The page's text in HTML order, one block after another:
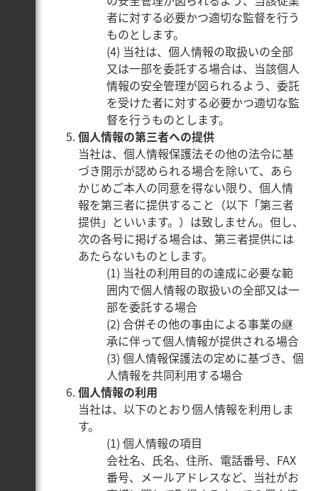
者に対する必要かつ適切な監督を行う
ものとします。
(4) 当社は、個人情報の取扱いの全部
又は一部を委託する場合は、当該個人
情報の安全管理が図られるよう、委託
を受けた者に対する必要かつ適切な監
督を行うものとします。
個人情報の第三者への提供
当社は、個人情報保護法その他の法令に基
づき開示が認められる場合を除いて、あら
かじめご本人の同意を得ない限り、個人情
報を第三者に提供すること（以下「第三者
提供」といいます。）は致しません。但し、
次の各号に掲げる場合は、第三者提供には
あたらないものとします。
(1) 当社の利用目的の達成に必要な範
囲内で個人情報の取扱いの全部又は一
部を委託する場合
(2) 合併その他の事由による事業の継
承に伴って個人情報が提供される場合
(3) 個人情報保護法の定めに基づき、個
人情報を共同利用する場合
個人情報の利用
当社は、以下のとおり個人情報を利用しま
す。
(1) 個人情報の項目
会社名、氏名、住所、電話番号、FAX
番号、メールアドレスなど、当社がお